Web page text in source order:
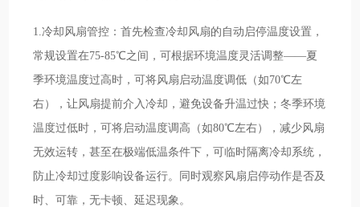
1.冷却风扇管控：首先检查冷却风扇的自动启停温度设置，
常规设置在75-85℃之间，可根据环境温度灵活调整——夏
季环境温度过高时，可将风扇启动温度调低（如70℃左
右），让风扇提前介入冷却，避免设备升温过快；冬季环境
温度过低时，可将启动温度调高（如80℃左右），减少风扇
无效运转，甚至在极端低温条件下，可临时隔离冷却系统，
防止冷却过度影响设备运行。同时观察风扇启停动作是否及
时、可靠，无卡顿、延迟现象。